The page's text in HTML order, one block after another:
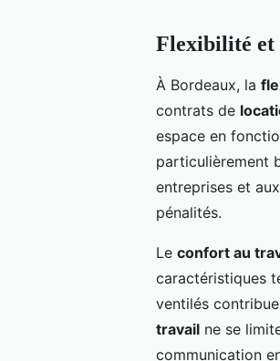
Flexibilité et
À Bordeaux, la
contrats de
espace en
particulièrement
entreprises et
pénalités.
Le confort au
caractéristiques
ventilés
travail ne se
communication